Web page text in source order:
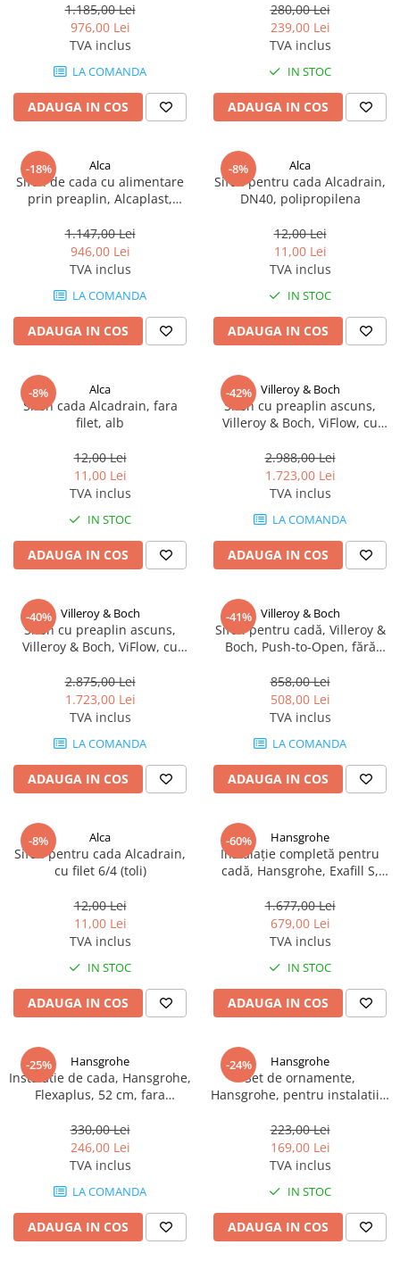
1.185,00 Lei
976,00 Lei
TVA inclus
LA COMANDA
ADAUGA IN COS
280,00 Lei
239,00 Lei
TVA inclus
IN STOC
ADAUGA IN COS
-18% Alca
Sifon de cada cu alimentare
prin preaplin, Alcaplast,
1.147,00 Lei
946,00 Lei
TVA inclus
LA COMANDA
ADAUGA IN COS
-8% Alca
Sifon pentru cada Alcadrain,
DN40, polipropilena
12,00 Lei
11,00 Lei
TVA inclus
IN STOC
ADAUGA IN COS
-8% Alca
Sifon cada Alcadrain, fara
filet, alb
12,00 Lei
11,00 Lei
TVA inclus
IN STOC
ADAUGA IN COS
-42% Villeroy & Boch
Sifon cu preaplin ascuns,
Villeroy & Boch, ViFlow, cu
2.988,00 Lei
1.723,00 Lei
TVA inclus
LA COMANDA
ADAUGA IN COS
-40% Villeroy & Boch
Sifon cu preaplin ascuns,
Villeroy & Boch, ViFlow, cu
2.875,00 Lei
1.723,00 Lei
TVA inclus
LA COMANDA
ADAUGA IN COS
-41% Villeroy & Boch
Sifon pentru cadă, Villeroy &
Boch, Push-to-Open, fără
858,00 Lei
508,00 Lei
TVA inclus
LA COMANDA
ADAUGA IN COS
-8% Alca
Sifon pentru cada Alcadrain,
cu filet 6/4 (toli)
12,00 Lei
11,00 Lei
TVA inclus
IN STOC
ADAUGA IN COS
-60% Hansgrohe
Instalație completă pentru
cadă, Hansgrohe, Exafill S,
1.677,00 Lei
679,00 Lei
TVA inclus
IN STOC
ADAUGA IN COS
-25% Hansgrohe
Instalatie de cada, Hansgrohe,
Flexaplus, 52 cm, fara
330,00 Lei
246,00 Lei
TVA inclus
LA COMANDA
ADAUGA IN COS
-24% Hansgrohe
Set de ornamente,
Hansgrohe, pentru instalatiile
periat
223,00 Lei
169,00 Lei
TVA inclus
IN STOC
ADAUGA IN COS